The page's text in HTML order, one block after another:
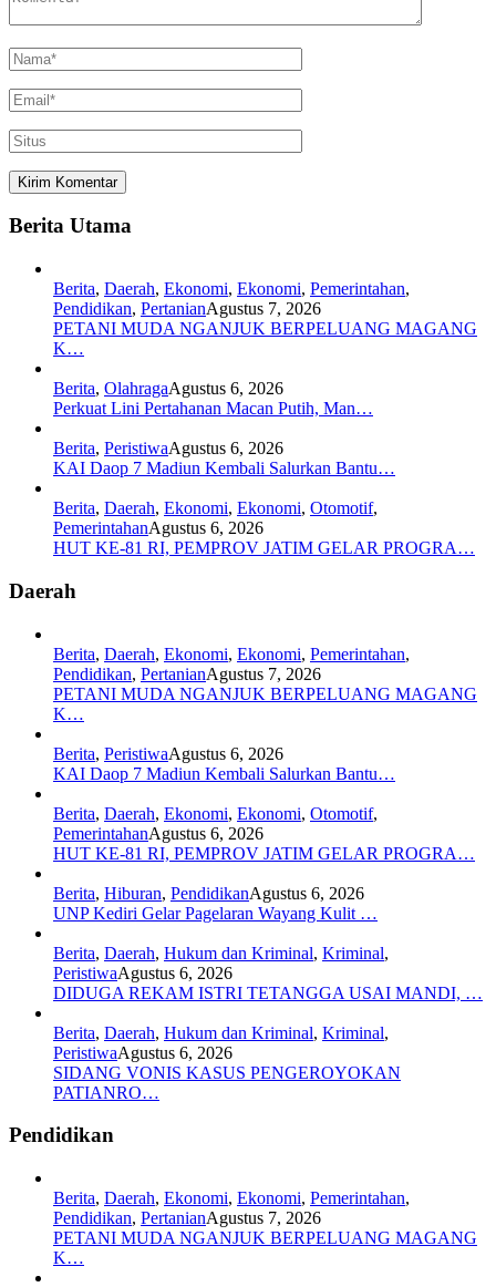
Berita Utama
Berita, Daerah, Ekonomi, Ekonomi, Pemerintahan,
Pendidikan, PertanianAgustus 7, 2026
PETANI MUDA NGANJUK BERPELUANG MAGANG
K…
Berita, OlahragaAgustus 6, 2026
Perkuat Lini Pertahanan Macan Putih, Man…
Berita, PeristiwaAgustus 6, 2026
KAI Daop 7 Madiun Kembali Salurkan Bantu…
Berita, Daerah, Ekonomi, Ekonomi, Otomotif,
PemerintahanAgustus 6, 2026
HUT KE-81 RI, PEMPROV JATIM GELAR PROGRA…
Daerah
Berita, Daerah, Ekonomi, Ekonomi, Pemerintahan,
Pendidikan, PertanianAgustus 7, 2026
PETANI MUDA NGANJUK BERPELUANG MAGANG
K…
Berita, PeristiwaAgustus 6, 2026
KAI Daop 7 Madiun Kembali Salurkan Bantu…
Berita, Daerah, Ekonomi, Ekonomi, Otomotif,
PemerintahanAgustus 6, 2026
HUT KE-81 RI, PEMPROV JATIM GELAR PROGRA…
Berita, Hiburan, PendidikanAgustus 6, 2026
UNP Kediri Gelar Pagelaran Wayang Kulit …
Berita, Daerah, Hukum dan Kriminal, Kriminal,
PeristiwaAgustus 6, 2026
DIDUGA REKAM ISTRI TETANGGA USAI MANDI, …
Berita, Daerah, Hukum dan Kriminal, Kriminal,
PeristiwaAgustus 6, 2026
SIDANG VONIS KASUS PENGEROYOKAN
PATIANRO…
Pendidikan
Berita, Daerah, Ekonomi, Ekonomi, Pemerintahan,
Pendidikan, PertanianAgustus 7, 2026
PETANI MUDA NGANJUK BERPELUANG MAGANG
K…